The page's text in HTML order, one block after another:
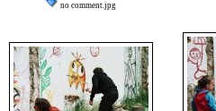
no comment.jpg